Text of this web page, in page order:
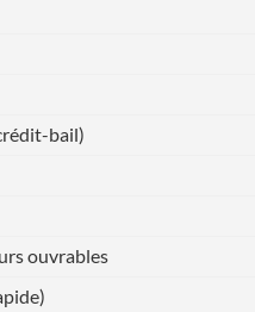
bail)
ouvrables